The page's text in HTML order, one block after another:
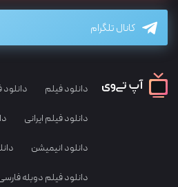
کانال تلگرام
دانلود فیلم
دانلود فیلم ایرانی
دانلود انیمیشن
دانلود فیلم دوبله